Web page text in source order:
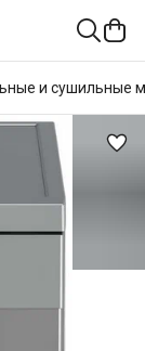
и сушильные